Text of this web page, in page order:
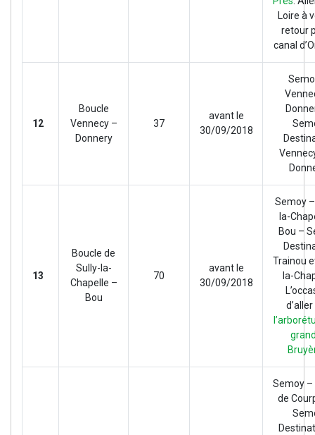
Loire à
retour
canal
12
Boucle
Vennecy –
Donnery
37
avant le
30/09/2018
13
Boucle de
Sully-la-
Chapelle –
Bou
70
avant le
30/09/2018
Semoy
la-
Bou –
Trainou
la-
Semoy –
de